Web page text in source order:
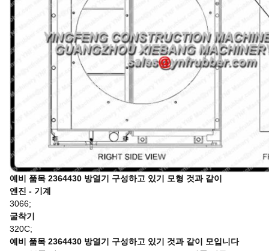
예비 품목 2364430 방열기 구성하고 있기 모형 것과 같이
엔진 - 기계
3066;
굴착기
320C;
예비 품목 2364430 방열기 구성하고 있기 것과 같이
모입니다